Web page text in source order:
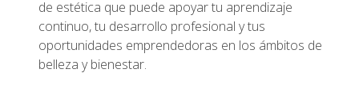
de estética que puede apoyar tu aprendizaje
continuo, tu desarrollo profesional y tus
oportunidades emprendedoras en los ámbitos de
belleza y bienestar.